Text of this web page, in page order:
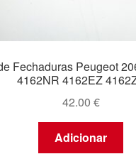
Fechaduras Peugeot
4162NR 4162EZ
42.00 €
Adicionar